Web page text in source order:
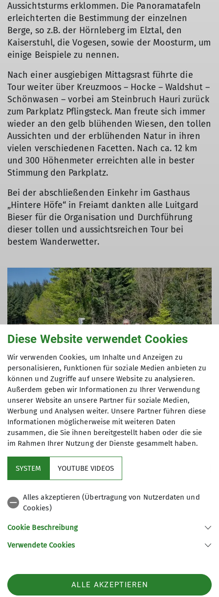
Aussichtsturms erklommen. Die Panoramatafeln
erleichterten die Bestimmung der einzelnen
Berge, so z.B. der Hörnleberg im Elztal, den
Kaiserstuhl, die Vogesen, sowie der Moosturm, um
einige Beispiele zu nennen.
Nach einer ausgiebigen Mittagsrast führte die
Tour weiter über Kreuzmoos – Hocke – Waldshut –
Schönwasen – vorbei am Steinbruch Hauri zurück
zum Parkplatz Pflingsteck. Man freute sich immer
wieder an den gelb blühenden Wiesen, den tollen
Aussichten und der erblühenden Natur in ihren
vielen verschiedenen Facetten. Nach ca. 12 km
und 300 Höhenmeter erreichten alle in bester
Stimmung den Parkplatz.
Bei der abschließenden Einkehr im Gasthaus
„Hintere Höfe“ in Freiamt dankten alle Luitgard
Bieser für die Organisation und Durchführung
dieser tollen und aussichtsreichen Tour bei
bestem Wanderwetter.
© Luitgard Bieser
77654 Offenburg
Telefon +497819709190
Diese Website verwendet Cookies
Wir verwenden Cookies, um Inhalte und Anzeigen zu
personalisieren, Funktionen für soziale Medien anbieten zu
können und Zugriffe auf unsere Website zu analysieren.
Außerdem geben wir Informationen zu Ihrer Verwendung
unserer Website an unsere Partner für soziale Medien,
Werbung und Analysen weiter. Unsere Partner führen diese
Informationen möglicherweise mit weiteren Daten
zusammen, die Sie ihnen bereitgestellt haben oder die sie
im Rahmen Ihrer Nutzung der Dienste gesammelt haben.
SYSTEM YOUTUBE VIDEOS
Alles akzeptieren (Übertragung von Nutzerdaten und
Cookies)
Cookie Beschreibung
Verwendete Cookies
ALLE AKZEPTIEREN